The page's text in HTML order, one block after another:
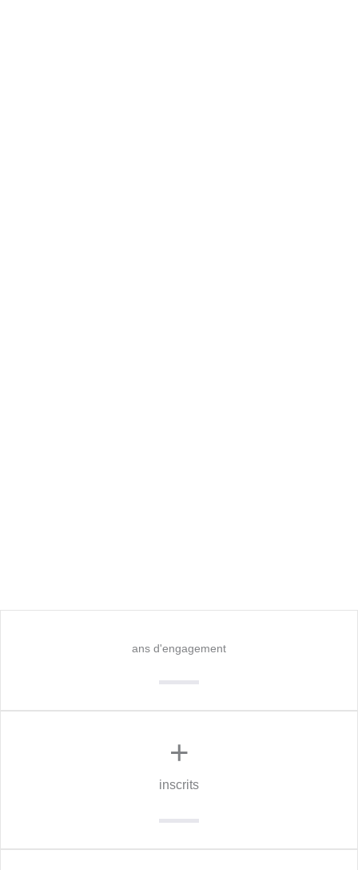
ans d'engagement
inscrits
+